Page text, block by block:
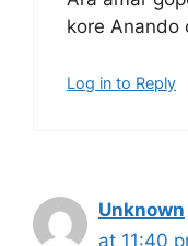
kore Anando
Log in to Reply
Unknown
at 11:40